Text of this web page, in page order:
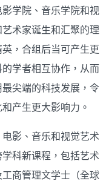
学院、音乐学院和视
术家诞生和汇聚的理
，合组后当可产生更
学者相互协作，从而
尖端的科技发展，令
产生更大影响力。
影、音乐和视觉艺术
科新课程，包括艺术
商管理文学士（全球